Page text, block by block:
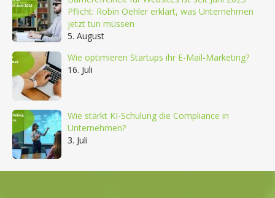
Pflicht: Robin Oehler erklärt, was Unternehmen
jetzt tun müssen
5. August
Wie optimieren Startups ihr E-Mail-Marketing?
16. Juli
Wie stärkt KI-Schulung die Compliance in
Unternehmen?
3. Juli